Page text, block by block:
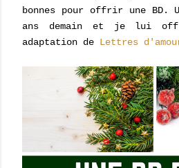
bonnes pour offrir une BD.
ans demain et je lui
adaptation de Lettres